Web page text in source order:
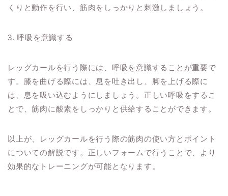
くりと動作を行い、筋肉をしっかりと刺激しましょう。
3. 呼吸を意識する
レッグカールを行う際には、呼吸を意識することが重要で
す。膝を曲げる際には、息を吐き出し、脚を上げる際に
は、息を吸い込むようにしましょう。正しい呼吸をするこ
とで、筋肉に酸素をしっかりと供給することができます。
以上が、レッグカールを行う際の筋肉の使い方とポイント
についての解説です。正しいフォームで行うことで、より
効果的なトレーニングが可能となります。